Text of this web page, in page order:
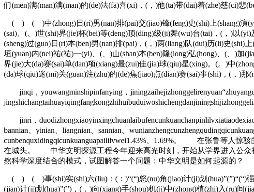
们(men)满(man)满(man)的(de)法(fa)喜(xi)，(，)他(ta)带(dai)着(zhe)慈(ci)悲
( ) ( )中(zhong)日(ri)男(nan)排(pai)交(jiao)锋(feng)史(shi)上(shang)演
(sai)、(、)世(shi)界(jie)杯(bei)等(deng)顶(ding)级(ji)舞(wu)台(tai)，(，)以
(sheng)过(guo)日(ri)本(ben)男(nan)排(pai)，(，)两(liang)队(dui)历(li)史(shi)
垣(yuan)内(nei)祐(祐)一(yi)、(、)山(shan)本(ben)隆(long)弘(hong)、(、)加
界(jie)大(da)赛(sai)单(dan)项(xiang)最(zui)佳(jia)球(qiu)星(xing)。(。)中
(da)球(qiu)迷(mi)关(guan)注(zhu)的(de)焦(jiao)点(dian)赛(sai)事(shi)，(，)
jinqi，youwangminshipinfanying，
jinri，
bannian、yinian、liangnian、sannian、
cunbenquxidingqicunkuanguapaililvwei1.43%、1.69%。 在张鲁等人惊
在城头。 中华文明探源工程今年迎来高光时刻，开始从学界进入公众
然科学深度结合的模式，试图解答一个问题：中华文明是如何起源的？
( ) ( )事(shi)实(shi)六(liu)：(：)“(“)怒(nu)角(jiao)计(ji)划(hua)”(”)“(“)强
(jian)计(ji)划(hua)”(”)，(，)向(xiang)手(shou)机(ji)中(zhong)植(zhi)入(ru)间